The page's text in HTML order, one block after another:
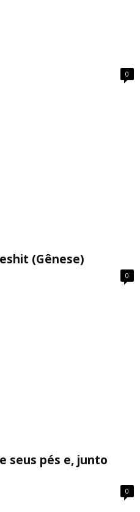
0
(Gênese)
0
seus pés e, junto
0